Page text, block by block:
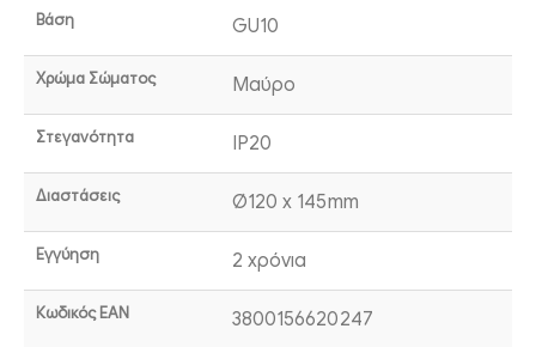
Βάση GU10
Χρώμα Σώματος Μαύρο
Στεγανότητα IP20
Διαστάσεις Ø120 x 145mm
Εγγύηση 2 χρόνια
Κωδικός EAN 3800156620247